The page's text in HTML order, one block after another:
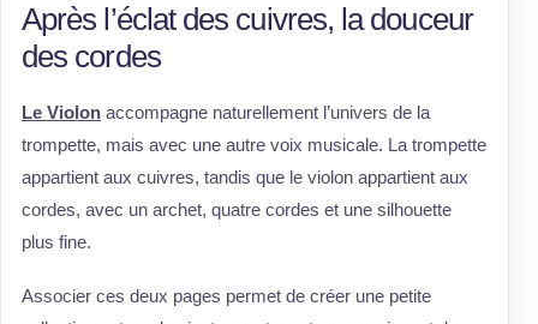
Après l’éclat des cuivres, la douceur
des cordes
Le Violon accompagne naturellement l’univers de la
trompette, mais avec une autre voix musicale. La trompette
appartient aux cuivres, tandis que le violon appartient aux
cordes, avec un archet, quatre cordes et une silhouette
plus fine.
Associer ces deux pages permet de créer une petite